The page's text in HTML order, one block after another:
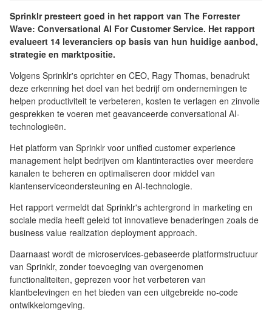
Sprinklr presteert goed in het rapport van The Forrester
Wave: Conversational AI For Customer Service. Het rapport
evalueert 14 leveranciers op basis van hun huidige aanbod,
strategie en marktpositie.
Volgens Sprinklr's oprichter en CEO, Ragy Thomas, benadrukt
deze erkenning het doel van het bedrijf om ondernemingen te
helpen productiviteit te verbeteren, kosten te verlagen en zinvolle
gesprekken te voeren met geavanceerde conversational AI-
technologieën.
Het platform van Sprinklr voor unified customer experience
management helpt bedrijven om klantinteracties over meerdere
kanalen te beheren en optimaliseren door middel van
klantenserviceondersteuning en AI-technologie.
Het rapport vermeldt dat Sprinklr's achtergrond in marketing en
sociale media heeft geleid tot innovatieve benaderingen zoals de
business value realization deployment approach.
Daarnaast wordt de microservices-gebaseerde platformstructuur
van Sprinklr, zonder toevoeging van overgenomen
functionaliteiten, geprezen voor het verbeteren van
klantbelevingen en het bieden van een uitgebreide no-code
ontwikkelomgeving.